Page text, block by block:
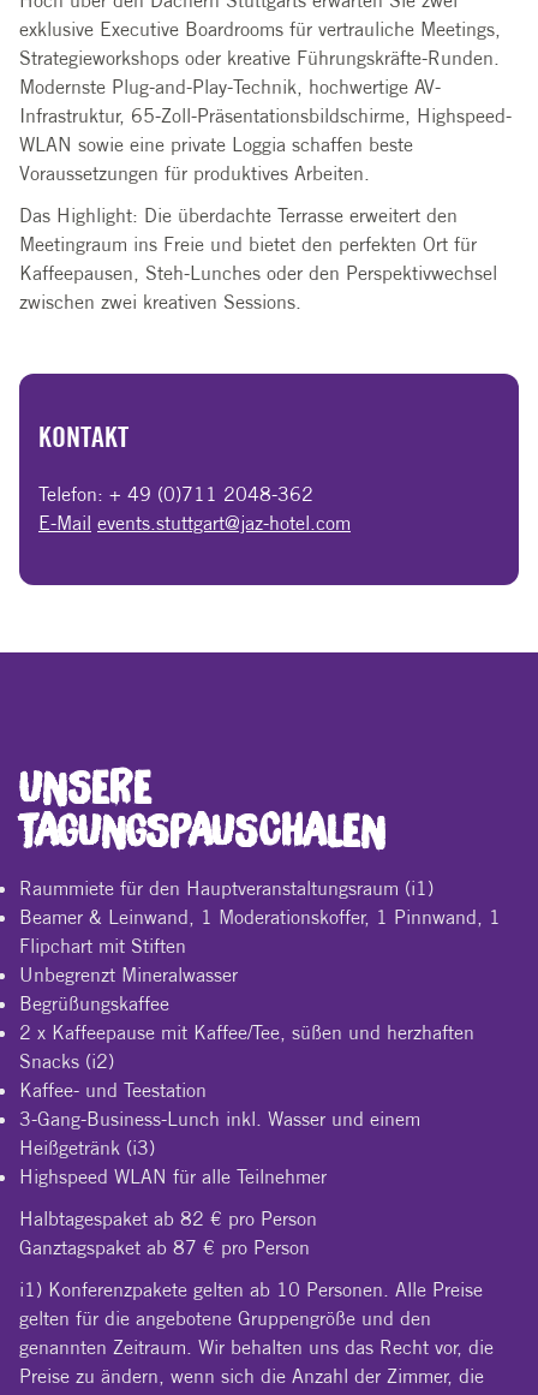
exklusive Executive Boardrooms für vertrauliche Meetings,
Strategieworkshops oder kreative Führungskräfte-Runden.
Modernste Plug-and-Play-Technik, hochwertige AV-
Infrastruktur, 65-Zoll-Präsentationsbildschirme, Highspeed-
WLAN sowie eine private Loggia schaffen beste
Voraussetzungen für produktives Arbeiten.
Das Highlight: Die überdachte Terrasse erweitert den
Meetingraum ins Freie und bietet den perfekten Ort für
Kaffeepausen, Steh-Lunches oder den Perspektivwechsel
zwischen zwei kreativen Sessions.
KONTAKT
Telefon: + 49 (0)711 2048-362
E-Mail events.stuttgart@jaz-hotel.com
UNSERE
TAGUNGSPAUSCHALEN
Raummiete für den Hauptveranstaltungsraum (i1)
Beamer & Leinwand, 1 Moderationskoffer, 1 Pinnwand, 1
Flipchart mit Stiften
Unbegrenzt Mineralwasser
Begrüßungskaffee
2 x Kaffeepause mit Kaffee/Tee, süßen und herzhaften
Snacks (i2)
Kaffee- und Teestation
3-Gang-Business-Lunch inkl. Wasser und einem
Heißgetränk (i3)
Highspeed WLAN für alle Teilnehmer
Halbtagespaket ab 82 € pro Person
Ganztagspaket ab 87 € pro Person
i1) Konferenzpakete gelten ab 10 Personen. Alle Preise
gelten für die angebotene Gruppengröße und den
genannten Zeitraum. Wir behalten uns das Recht vor, die
Preise zu ändern, wenn sich die Anzahl der Zimmer, die